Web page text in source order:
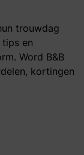
trouwdag
en
Word B&B
kortingen